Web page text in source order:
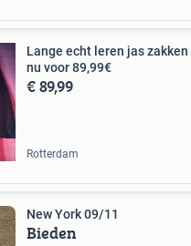
Lange echt leren jas
nu voor 89,99€
€ 89,99
Rotterdam
New York 09/11
Bieden